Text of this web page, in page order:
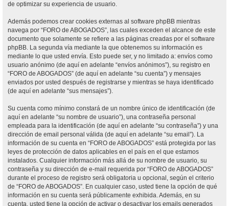
de optimizar su experiencia de usuario.
Además podemos crear cookies externas al software phpBB mientras
navega por “FORO de ABOGADOS”, las cuales exceden el alcance de este
documento que solamente se refiere a las páginas creadas por el software
phpBB. La segunda vía mediante la que obtenemos su información es
mediante lo que usted envía. Esto puede ser, y no limitado a: envíos como
usuario anónimo (de aquí en adelante “envíos anónimos”), su registro en
“FORO de ABOGADOS” (de aquí en adelante “su cuenta”) y mensajes
enviados por usted después de registrarse y mientras se haya identificado
(de aquí en adelante “sus mensajes”).
Su cuenta como mínimo constará de un nombre único de identificación (de
aquí en adelante “su nombre de usuario”), una contraseña personal
empleada para la identificación (de aquí en adelante “su contraseña”) y una
dirección de email personal válida (de aquí en adelante “su email”). La
información de su cuenta en “FORO de ABOGADOS” está protegida por las
leyes de protección de datos aplicables en el país en el que estamos
instalados. Cualquier información más allá de su nombre de usuario, su
contraseña y su dirección de e-mail requerida por “FORO de ABOGADOS”
durante el proceso de registro será obligatoria u opcional, según el criterio
de “FORO de ABOGADOS”. En cualquier caso, usted tiene la opción de qué
información en su cuenta será públicamente exhibida. Además, en su
cuenta, usted tiene la opción de activar o desactivar los emails generados